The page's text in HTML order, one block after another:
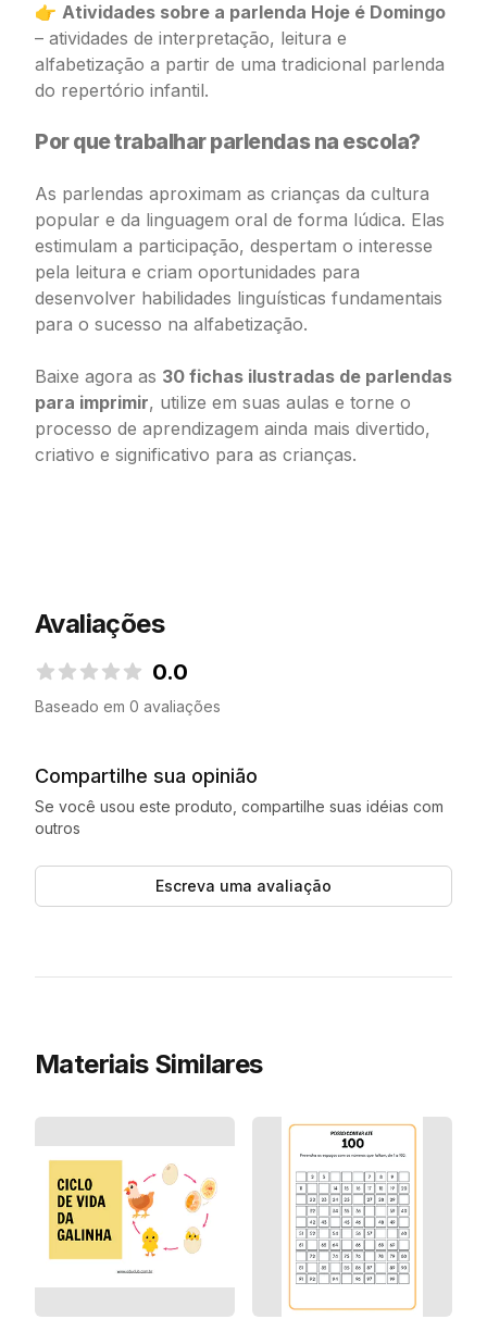
👉 Atividades sobre a parlenda Hoje é Domingo
– atividades de interpretação, leitura e
alfabetização a partir de uma tradicional parlenda
do repertório infantil.
Por que trabalhar parlendas na escola?
As parlendas aproximam as crianças da cultura
popular e da linguagem oral de forma lúdica. Elas
estimulam a participação, despertam o interesse
pela leitura e criam oportunidades para
desenvolver habilidades linguísticas fundamentais
para o sucesso na alfabetização.
Baixe agora as 30 fichas ilustradas de parlendas
para imprimir, utilize em suas aulas e torne o
processo de aprendizagem ainda mais divertido,
criativo e significativo para as crianças.
Avaliações
0.0
Baseado em 0 avaliações
Compartilhe sua opinião
Se você usou este produto, compartilhe suas idéias com
outros
Escreva uma avaliação
Materiais Similares